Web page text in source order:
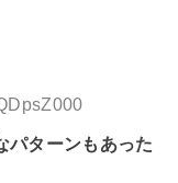
パターンもあった